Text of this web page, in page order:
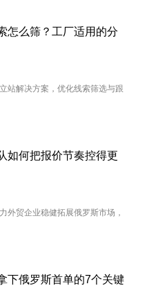
怎么筛？工厂适用的分
站解决方案，优化线索筛选与跟
如何把报价节奏控得更
外贸企业稳健拓展俄罗斯市场，
下俄罗斯首单的7个关键